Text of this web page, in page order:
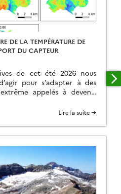
DE LA TEMPÉRATURE DE
DU CAPTEUR
de cet été 2026 nous
pour s’adapter à des
appelés à devenir
urbaine apparaît comme
aujourd’hui, présentent
de plusieurs degrés
Lire la suite →